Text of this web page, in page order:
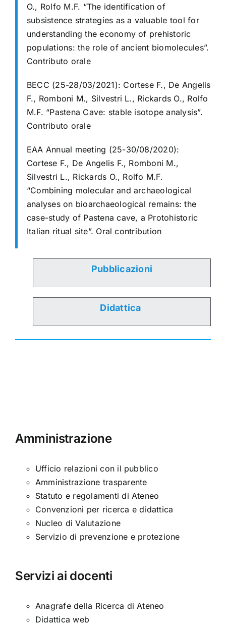
O., Rolfo M.F. “The identification of
subsistence strategies as a valuable tool for
understanding the economy of prehistoric
populations: the role of ancient biomolecules”.
Contributo orale
BECC (25-28/03/2021): Cortese F., De Angelis
F., Romboni M., Silvestri L., Rickards O., Rolfo
M.F. “Pastena Cave: stable isotope analysis”.
Contributo orale
EAA Annual meeting (25-30/08/2020):
Cortese F., De Angelis F., Romboni M.,
Silvestri L., Rickards O., Rolfo M.F.
“Combining molecular and archaeological
analyses on bioarchaeological remains: the
case-study of Pastena cave, a Protohistoric
Italian ritual site”. Oral contribution
Pubblicazioni
Didattica
Amministrazione
Ufficio relazioni con il pubblico
Amministrazione trasparente
Statuto e regolamenti di Ateneo
Convenzioni per ricerca e didattica
Nucleo di Valutazione
Servizio di prevenzione e protezione
Servizi ai docenti
Anagrafe della Ricerca di Ateneo
Didattica web